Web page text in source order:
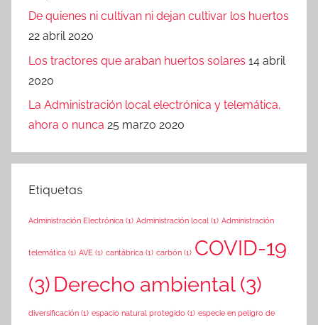
De quienes ni cultivan ni dejan cultivar los huertos
22 abril 2020
Los tractores que araban huertos solares 14 abril
2020
La Administración local electrónica y telemática,
ahora o nunca 25 marzo 2020
Etiquetas
Administración Electrónica (1) Administración local (1) Administración
telemática (1) AVE (1) cantábrica (1) carbón (1) COVID-19
(3) Derecho ambiental(3)
diversificación (1) espacio natural protegido (1) especie en peligro de